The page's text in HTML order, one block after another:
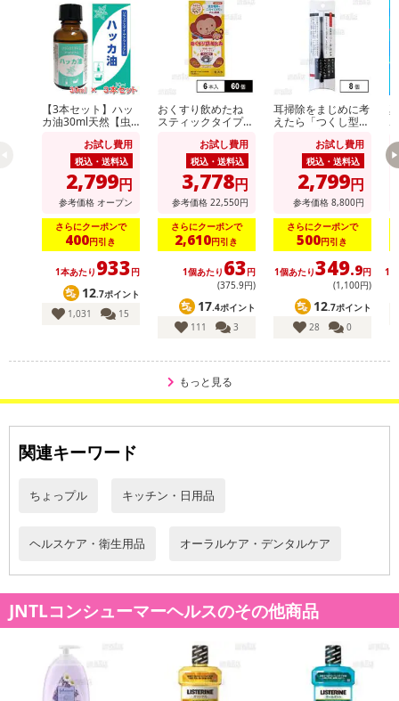
【お支払いについて】
※送料はお試し費用に含まれております。
※d払い、PayPay、au PAY、au PAY(auかんたん決済)、ソフトバン
クまとめて支払い、楽天ペイ、メルペイ、AEON Pay、Amazon Pa
yでお支払いの場合、決済のため外部サイトへ遷移します。
了することがございます。ご了承いただいたうえでお申し込みくだ
発送日カレンダー
休業日
さい）
【3本セット】ハッ
カ油30ml天然【虫
【アロマに】【バス
タイムに】【花粉対
お試し費用
税込・送料込
2,799円
参考価格 オープン
さらにクーポンで
400円引き
1本あたり 933円
12.7ポイント
1,031
15
おくすり飲めたね
スティックタイプ
お試し費用
税込・送料込
3,778円
参考価格 22,550円
さらにクーポンで
2,610円引き
1個あたり 63円
(375.9円)
17.4ポイント
111
3
耳掃除をまじめに考
えたら「つくし型」
お試し費用
税込・送料込
2,799円
参考価格 8,800円
さらにクーポンで
500円引き
1個あたり349.9円
(1,100円)
12.7ポイント
28
0
1
もっと見る
関連キーワード
ちょっプル キッチン・日用品
ヘルスケア・衛生用品 オーラルケア・デンタルケア
JNTLコンシューマーヘルスのその他商品